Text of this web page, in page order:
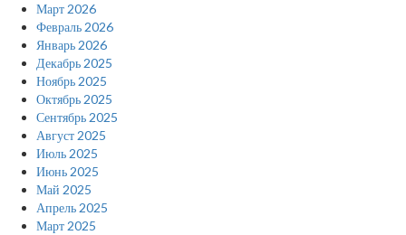
Март 2026
Февраль 2026
Январь 2026
Декабрь 2025
Ноябрь 2025
Октябрь 2025
Сентябрь 2025
Август 2025
Июль 2025
Июнь 2025
Май 2025
Апрель 2025
Март 2025